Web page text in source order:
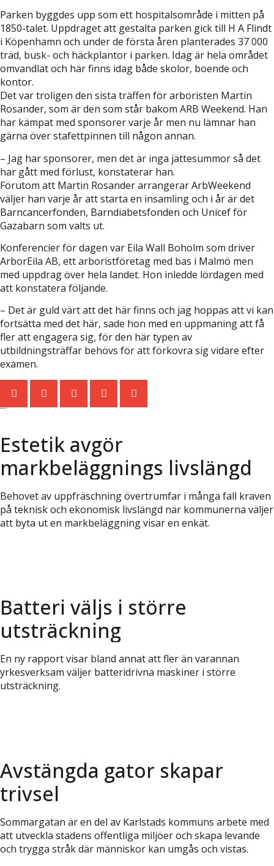
Parken byggdes upp som ett hospitalsområde i mitten på
1850-talet. Uppdraget att gestalta parken gick till H A Flindt
i Köpenhamn och under de första åren planterades 37 000
träd, busk- och häckplantor i parken. Idag är hela området
omvandlat och här finns idag både skolor, boende och
kontor.
Det var troligen den sista träffen för arboristen Martin
Rosander, som är den som står bakom ARB Weekend. Han
har kämpat med sponsorer varje år men nu lämnar han
gärna över stafettpinnen till någon annan.
– Jag har sponsorer, men det är inga jättesummor så det
har gått med förlust, konstaterar han.
Förutom att Martin Rosander arrangerar ArbWeekend
väljer han varje år att starta en insamling och i år är det
Barncancerfonden, Barndiabetsfonden och Unicef för
Gazabarn som valts ut.
Konferencier för dagen var Eila Wall Boholm som driver
ArborEila AB, ett arboristföretag med bas i Malmö men
med uppdrag över hela landet. Hon inledde lördagen med
att konstatera följande.
– Det är guld värt att det här finns och jag hoppas att vi kan
fortsätta med det här, sade hon med en uppmaning att få
fler att engagera sig, för den här typen av
utbildningsträffar behövs för att förkovra sig vidare efter
examen.
Estetik avgör
markbeläggnings livslängd
Behovet av uppfräschning övertrumfar i många fall kraven
på teknisk och ekonomisk livslängd när kommunerna väljer
att byta ut en markbeläggning visar en enkät.
Batteri väljs i större
utsträckning
En ny rapport visar bland annat att fler än varannan
yrkesverksam väljer batteridrivna maskiner i större
utsträckning.
Avstängda gator skapar
trivsel
Sommargatan är en del av Karlstads kommuns arbete med
att utveckla stadens offentliga miljöer och skapa levande
och trygga stråk där människor kan umgås och vistas.